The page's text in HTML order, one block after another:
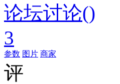
论坛讨论()
3
参数 图片 商家
评